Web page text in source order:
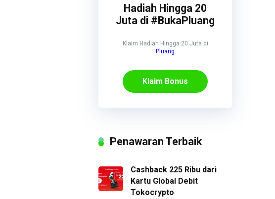
Hadiah Hingga 20
Juta di #BukaPluang
Klaim Hadiah Hingga 20 Juta di
Pluang
Klaim Bonus
Penawaran Terbaik
Cashback 225 Ribu dari
Kartu Global Debit
Tokocrypto